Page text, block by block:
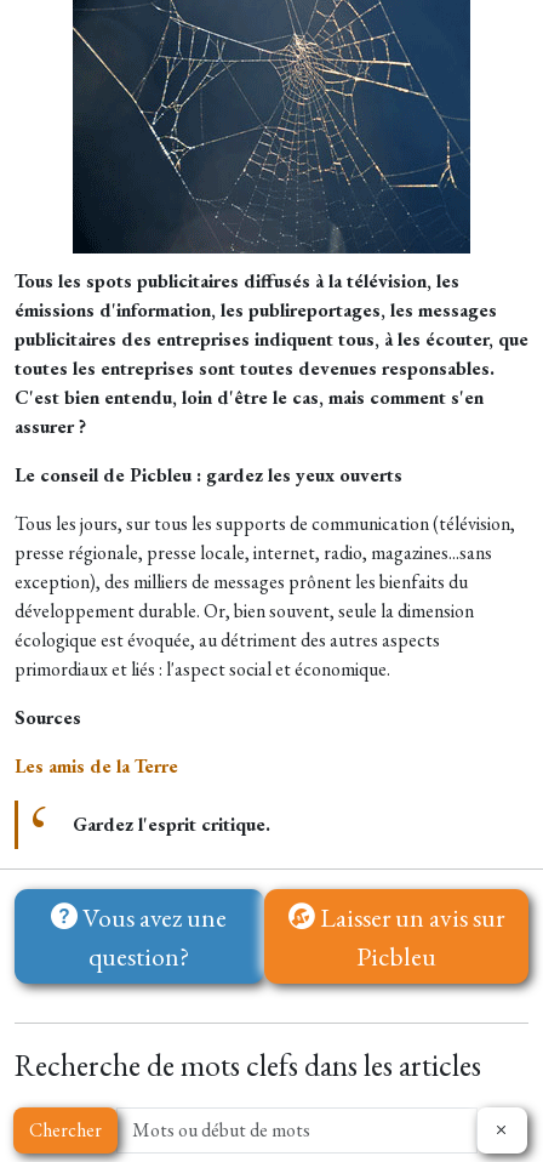
Tous les spots publicitaires diffusés à la télévision, les
émissions d'information, les publireportages, les messages
publicitaires des entreprises indiquent tous, à les écouter, que
toutes les entreprises sont toutes devenues responsables.
C'est bien entendu, loin d'être le cas, mais comment s'en
assurer ?
Le conseil de Picbleu : gardez les yeux ouverts
Tous les jours, sur tous les supports de communication (télévision,
presse régionale, presse locale, internet, radio, magazines...sans
exception), des milliers de messages prônent les bienfaits du
développement durable. Or, bien souvent, seule la dimension
écologique est évoquée, au détriment des autres aspects
primordiaux et liés : l'aspect social et économique.
Sources
Les amis de la Terre
Gardez l'esprit critique.
Vous avez une
question?
Laisser un avis sur
Picbleu
Recherche de mots clefs dans les articles
Chercher